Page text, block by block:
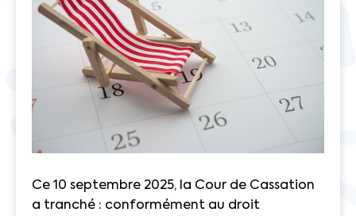
Ce 10 septembre 2025, la Cour de Cassation
a tranché : conformément au droit